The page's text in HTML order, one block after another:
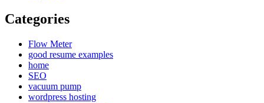
Categories
Flow Meter
good resume examples
home
SEO
vacuum pump
wordpress hosting